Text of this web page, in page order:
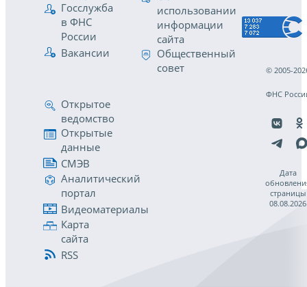
Госслужба
в ФНС
России
Вакансии
использовании
информации
сайта
Общественный
совет
Открытое
ведомство
Открытые
данные
СМЭВ
Аналитический
портал
Видеоматериалы
Карта
сайта
RSS
© 2005-
ФНС
Дата
страницы
08.08.2026